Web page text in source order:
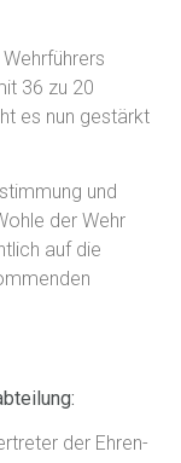
36 zu 20
es nun gestärkt
und
der Wehr
auf die
der Ehren-